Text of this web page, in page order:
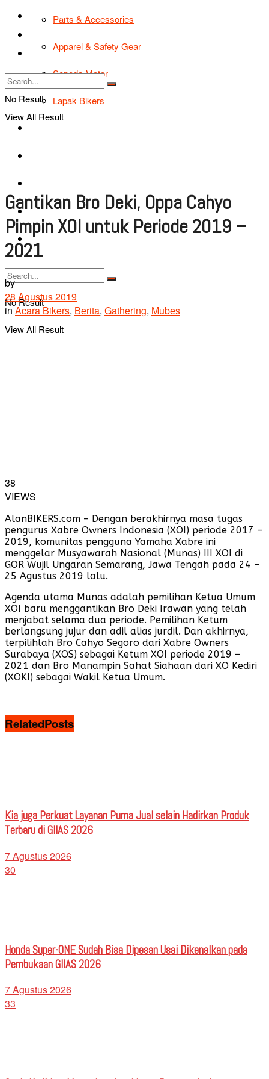
Parts & Accessories
Apparel & Safety Gear
Sepeda Motor
Lapak Bikers
Bikers Cars
Tentang Kami
No Result
View All Result
TIPS & TRIK
Tentang Kami
No Result
View All Result
Gantikan Bro Deki, Oppa Cahyo
Pimpin XOI untuk Periode 2019 –
2021
by
28 Agustus 2019
in Acara Bikers, Berita, Gathering, Mubes
38
VIEWS
AlanBIKERS.com – Dengan berakhirnya masa tugas
pengurus Xabre Owners Indonesia (XOI) periode 2017 –
2019, komunitas pengguna Yamaha Xabre ini
menggelar Musyawarah Nasional (Munas) III XOI di
GOR Wujil Ungaran Semarang, Jawa Tengah pada 24 –
25 Agustus 2019 lalu.
Agenda utama Munas adalah pemilihan Ketua Umum
XOI baru menggantikan Bro Deki Irawan yang telah
menjabat selama dua periode. Pemilihan Ketum
berlangsung jujur dan adil alias jurdil. Dan akhirnya,
terpilihlah Bro Cahyo Segoro dari Xabre Owners
Surabaya (XOS) sebagai Ketum XOI periode 2019 –
2021 dan Bro Manampin Sahat Siahaan dari XO Kediri
(XOKI) sebagai Wakil Ketua Umum.
RelatedPosts
Kia juga Perkuat Layanan Purna Jual selain Hadirkan Produk
Terbaru di GIIAS 2026
7 Agustus 2026
30
Honda Super-ONE Sudah Bisa Dipesan Usai Dikenalkan pada
Pembukaan GIIAS 2026
7 Agustus 2026
33